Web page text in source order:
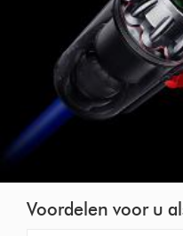
Voordelen voor u